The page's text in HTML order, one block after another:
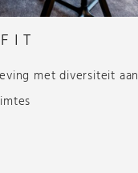
met diversiteit aan